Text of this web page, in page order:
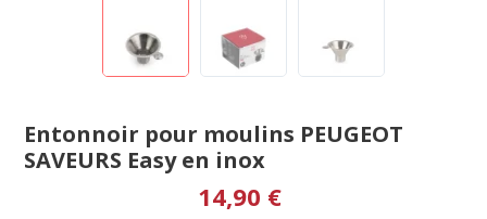
Entonnoir pour moulins PEUGEOT
SAVEURS Easy en inox
14,90 €